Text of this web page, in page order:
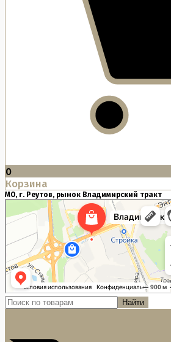
0
Корзина
МО, г. Реутов, рынок Владимирский тракт
Найти